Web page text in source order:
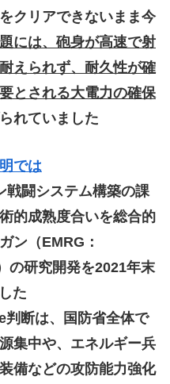
クリアできないまま今
には、砲身が高速で射
えられず、耐久性が確
とされる大電力の確保
れていました
では
戦闘システム構築の課
的成熟度合いを総合的
ン（EMRG：
研究開発を2021年末
た
判断は、国防省全体で
集中や、エネルギー兵
備などの攻防能力強化